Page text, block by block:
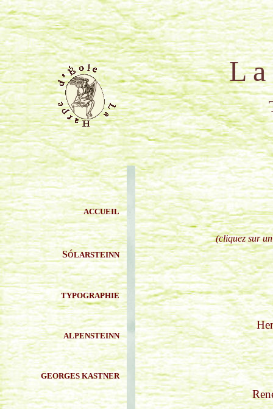
L a H a
T H I E R R
ACCUEIL
SóLARSTEINN
TYPOGRAPHIE
ALPENSTEINN
GEORGES KASTNER
(cliquez sur